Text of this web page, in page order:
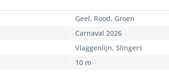
Geel, Rood, Groen
Carnaval 2026
Vlaggenlijn, Slingers
10 m